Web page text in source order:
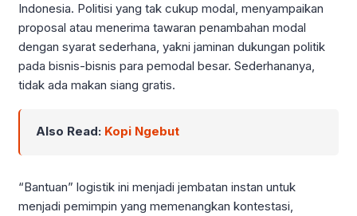
Indonesia. Politisi yang tak cukup modal, menyampaikan
proposal atau menerima tawaran penambahan modal
dengan syarat sederhana, yakni jaminan dukungan politik
pada bisnis-bisnis para pemodal besar. Sederhananya,
tidak ada makan siang gratis.
Also Read: Kopi Ngebut
“Bantuan” logistik ini menjadi jembatan instan untuk
menjadi pemimpin yang memenangkan kontestasi,